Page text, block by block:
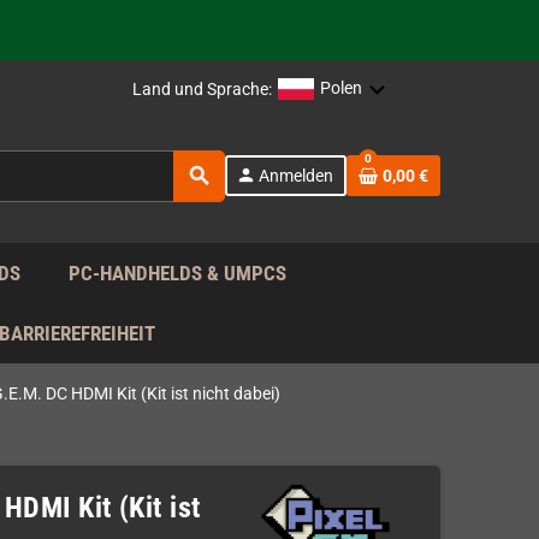
Land und Sprache: Polen
search person Anmelden
0
0,00 €
PC-HANDHELDS & UMPCS
BARRIEREFREIHEIT
DC HDMI Kit (Kit ist nicht dabei)
Kit (Kit ist